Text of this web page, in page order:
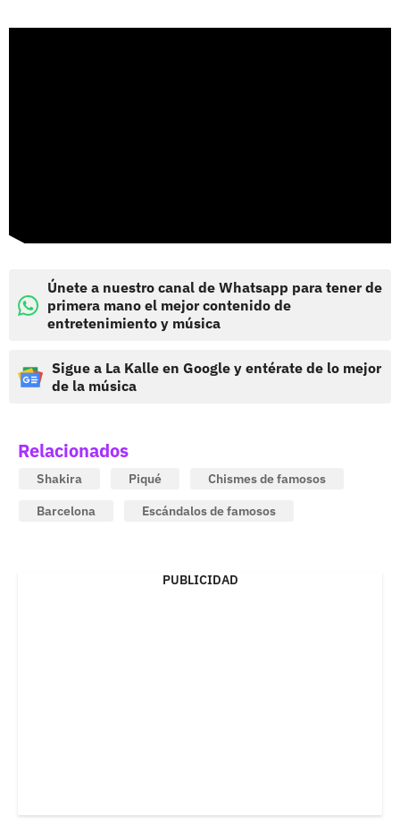
Únete a nuestro canal de Whatsapp para tener de
primera mano el mejor contenido de
entretenimiento y música
Sigue a La Kalle en Google y entérate de lo mejor
de la música
Relacionados
Shakira Piqué
Chismes de famosos
Barcelona
Escándalos de famosos
PUBLICIDAD